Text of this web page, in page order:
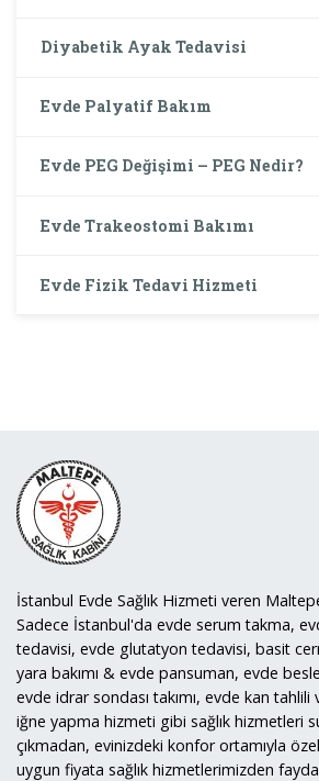
Diyabetik Ayak Tedavisi
Evde Palyatif Bakım
Evde PEG Değişimi – PEG Nedir?
Evde Trakeostomi Bakımı
Evde Fizik Tedavi Hizmeti
İstanbul Evde Sağlık Hizmeti veren
Sadece İstanbul'da evde serum takma,
tedavisi, evde glutatyon tedavisi, basit
yara bakımı & evde pansuman, evde
evde idrar sondası takımı, evde kan
iğne yapma hizmeti gibi sağlık hizmetleri
çıkmadan, evinizdeki konfor ortamıyla
uygun fiyata sağlık hizmetlerimizden